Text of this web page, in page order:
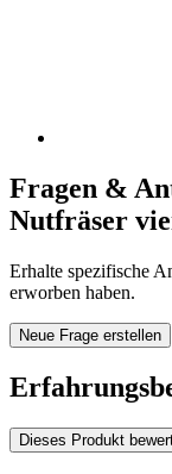
Fragen &
Nutfräser
Erhalte spezifische
erworben haben.
Neue Frage erstellen
Dieses Produkt